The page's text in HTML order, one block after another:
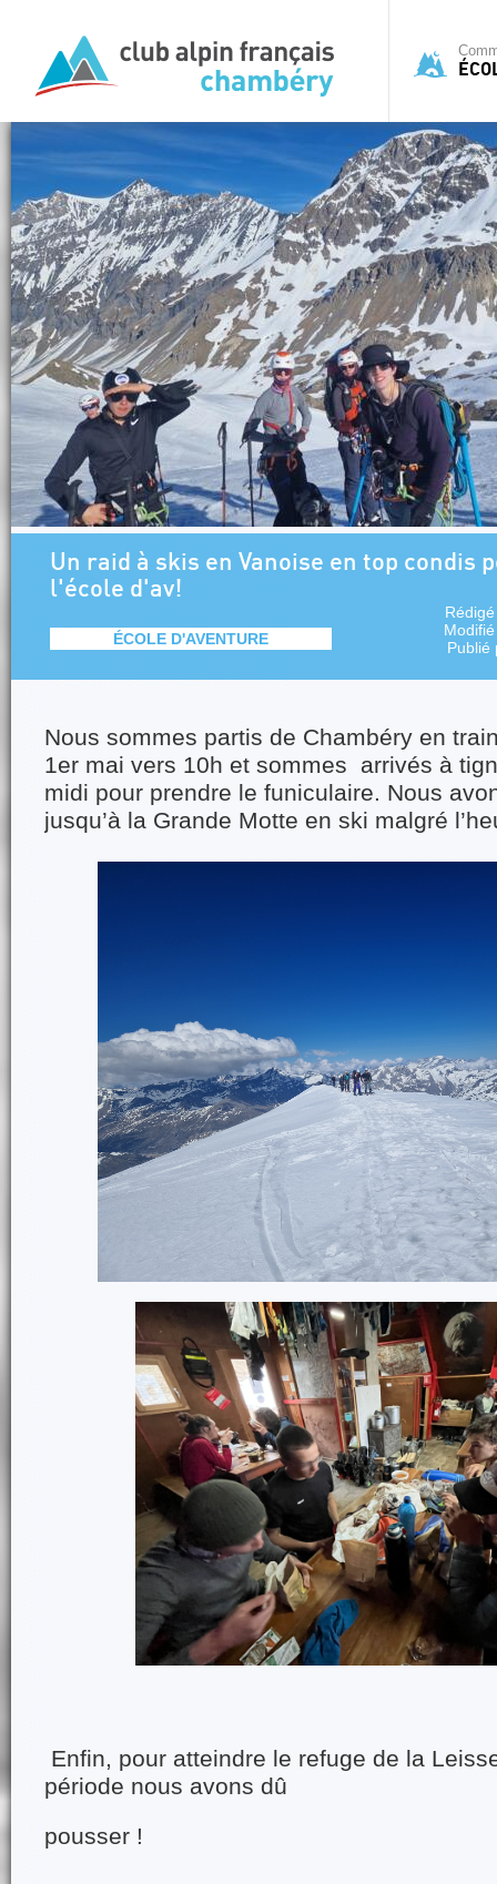
Un raid à skis en Vanoise en top condis
l'école d'av!
ÉCOLE D'AVENTURE
Nous sommes partis de Chambéry en
1er mai vers 10h et sommes arrivés à
midi pour prendre le funiculaire. Nous
jusqu’à la Grande Motte en ski malgré
Enfin, pour atteindre le refuge de la
période nous avons dû
pousser !